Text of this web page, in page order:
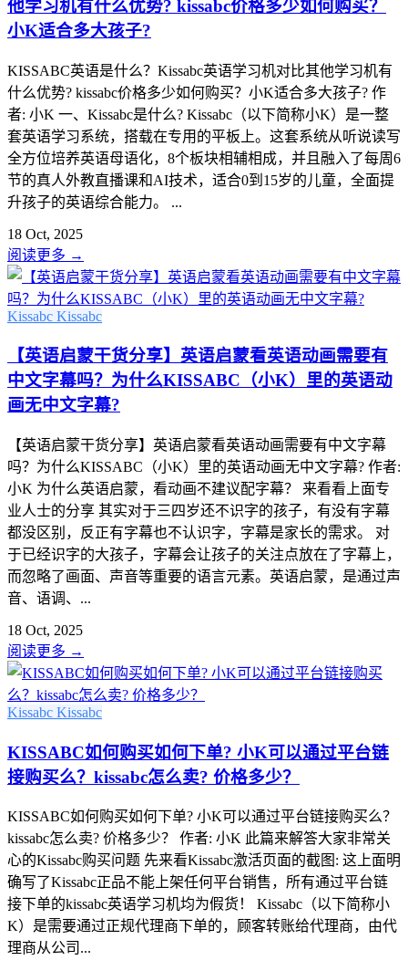
他学习机有什么优势? kissabc价格多少如何购买？
小K适合多大孩子?
KISSABC英语是什么？Kissabc英语学习机对比其他学习机有
什么优势? kissabc价格多少如何购买？小K适合多大孩子? 作
者: 小K 一、Kissabc是什么? Kissabc（以下简称小K）是一整
套英语学习系统，搭载在专用的平板上。这套系统从听说读写
全方位培养英语母语化，8个板块相辅相成，并且融入了每周6
节的真人外教直播课和AI技术，适合0到15岁的儿童，全面提
升孩子的英语综合能力。 ...
18 Oct, 2025
阅读更多 →
Kissabc Kissabc
【英语启蒙干货分享】英语启蒙看英语动画需要有
中文字幕吗？为什么KISSABC（小K）里的英语动
画无中文字幕?
【英语启蒙干货分享】英语启蒙看英语动画需要有中文字幕
吗？为什么KISSABC（小K）里的英语动画无中文字幕? 作者:
小K 为什么英语启蒙，看动画不建议配字幕？ 来看看上面专
业人士的分享 其实对于三四岁还不识字的孩子，有没有字幕
都没区别，反正有字幕也不认识字，字幕是家长的需求。 对
于已经识字的大孩子，字幕会让孩子的关注点放在了字幕上，
而忽略了画面、声音等重要的语言元素。英语启蒙，是通过声
音、语调、...
18 Oct, 2025
阅读更多 →
Kissabc Kissabc
KISSABC如何购买如何下单? 小K可以通过平台链
接购买么？kissabc怎么卖? 价格多少？
KISSABC如何购买如何下单? 小K可以通过平台链接购买么？
kissabc怎么卖? 价格多少？ 作者: 小K 此篇来解答大家非常关
心的Kissabc购买问题 先来看Kissabc激活页面的截图: 这上面明
确写了Kissabc正品不能上架任何平台销售，所有通过平台链
接下单的kissabc英语学习机均为假货！ Kissabc（以下简称小
K）是需要通过正规代理商下单的，顾客转账给代理商，由代
理商从公司...